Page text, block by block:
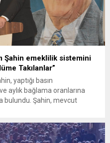
Şahin emeklilik sistemini
Takılanlar”
yaptığı basın
aylık bağlama oranlarına
bulundu. Şahin, mevcut
adalet vurgusu yapan
“Devletin dini...